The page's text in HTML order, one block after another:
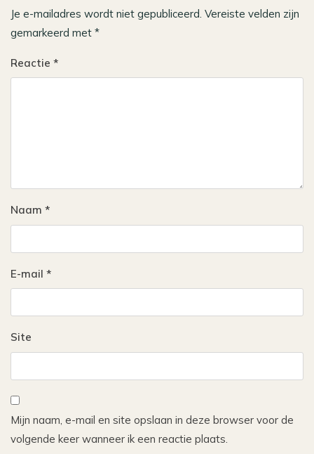
Je e-mailadres wordt niet gepubliceerd. Vereiste velden zijn
gemarkeerd met *
Reactie *
Naam *
E-mail *
Site
Mijn naam, e-mail en site opslaan in deze browser voor de
volgende keer wanneer ik een reactie plaats.